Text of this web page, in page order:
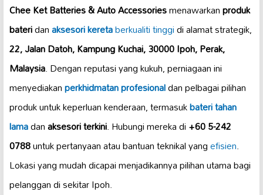
Chee Ket Batteries & Auto Accessoriesmenawarkanproduk
bateridanaksesori keretaberkualiti tinggidi alamat strategik,
22, Jalan Datoh, Kampung Kuchai, 30000 Ipoh, Perak,
Malaysia. Dengan reputasi yang kukuh, perniagaan ini
menyediakanperkhidmatan profesionaldan pelbagai pilihan
produk untuk keperluan kenderaan, termasukbateri tahan
lamadanaksesori terkini. Hubungi mereka di+60 5-242
0788untuk pertanyaan atau bantuan teknikal yangefisien.
Lokasi yang mudah dicapai menjadikannya pilihan utama bagi
pelanggan di sekitar Ipoh.